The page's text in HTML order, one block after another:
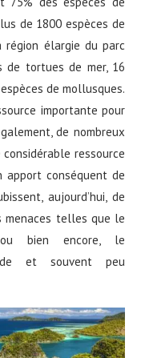
de 1800 espèces de
élargie du parc
de tortues de mer, 16
de mollusques.
importante pour
de nombreux
ressource
conséquent de
aujourd’hui, de
menaces telles que le
ou bien encore, le
et souvent peu